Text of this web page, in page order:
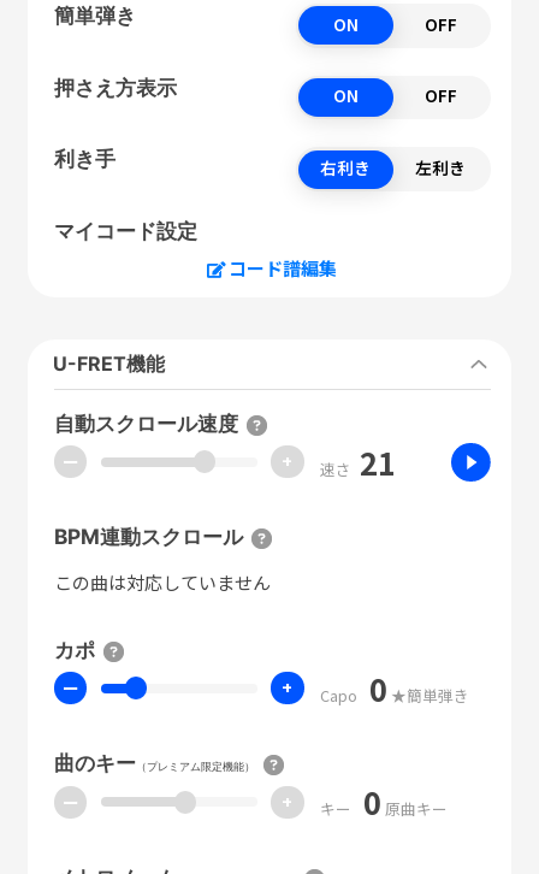
簡単弾き ON OFF
押さえ方表示 ON OFF
利き手 右利き 左利き
マイコード設定
コード譜編集
U-FRET機能
自動スクロール速度
ー + 速さ 21
BPM連動スクロール
この曲は対応していません
カポ
ー + Capo 0 ★簡単弾き
曲のキー（プレミアム限定機能）
ー + キー 0 原曲キー